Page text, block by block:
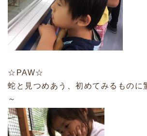
☆PAW☆
蛇と見つめあう、初めてみるものに
～